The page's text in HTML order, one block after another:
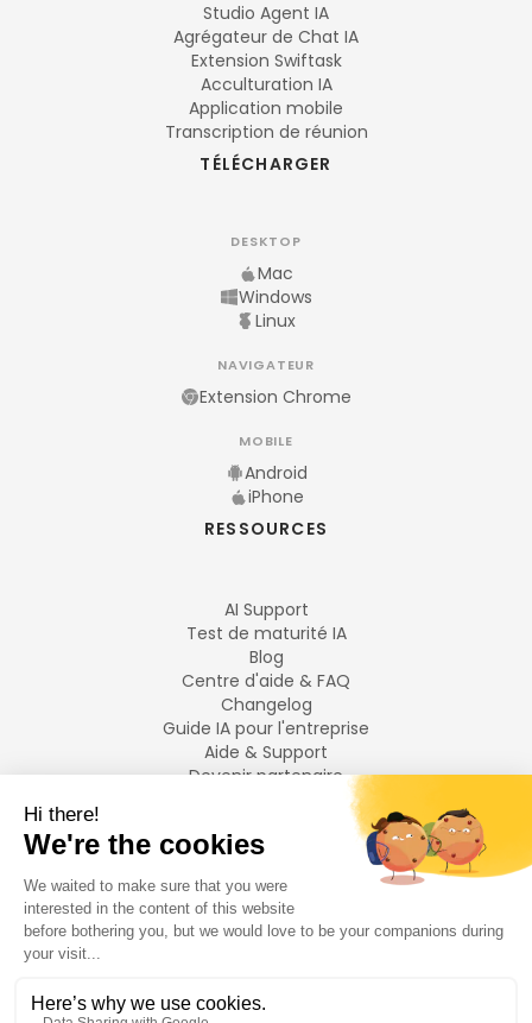
Studio Agent IA
Agrégateur de Chat IA
Extension Swiftask
Acculturation IA
Application mobile
Transcription de réunion
TÉLÉCHARGER
DESKTOP
Mac
Windows
Linux
NAVIGATEUR
Extension Chrome
MOBILE
Android
iPhone
RESSOURCES
AI Support
Test de maturité IA
Blog
Centre d'aide & FAQ
Changelog
Guide IA pour l'entreprise
Aide & Support
Devenir partenaire
LANGUES
Français
English